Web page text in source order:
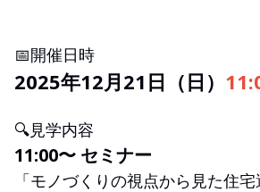
📅開催日時
2025年12月21日（日）
🔍見学内容
11:00〜 セミナー
「モノづくりの視点から見た住宅